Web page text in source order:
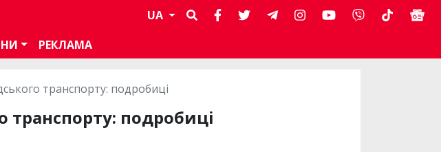
UA
РЕКЛАМА
транспорту: подробиці
транспорту: подробиці